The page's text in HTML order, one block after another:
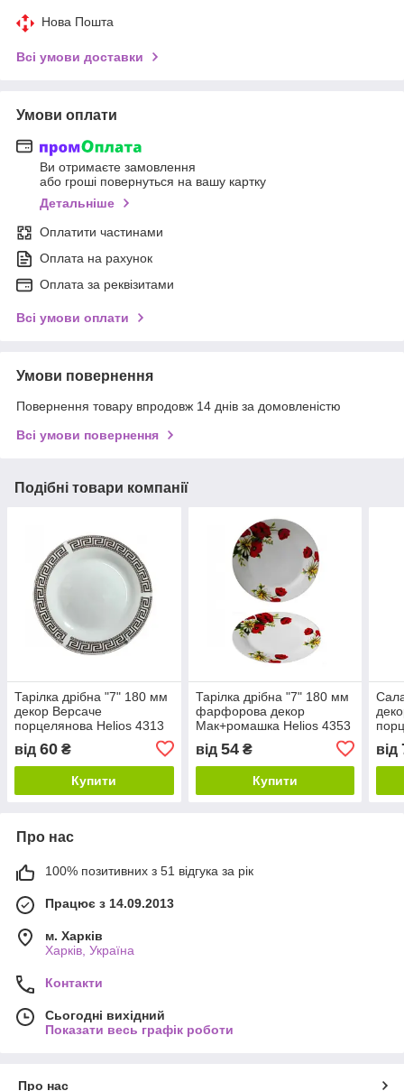
Нова Пошта
Всі умови доставки
Умови оплати
Ви отримаєте замовлення
або гроші повернуться на вашу картку
Детальніше
Оплатити частинами
Оплата на рахунок
Оплата за реквізитами
Всі умови оплати
Умови повернення
Повернення товару впродовж 14 днів за домовленістю
Всі умови повернення
Подібні товари компанії
Тарілка дрібна "7" 180 мм
декор Версаче
порцелянова Helios 4313
від 60 ₴
Купити
Тарілка дрібна "7" 180 мм
фарфорова декор
Мак+ромашка Helios 4353
від 54₴
Купити
від
Про нас
100% позитивних з 51 відгука за рік
Працює з 14.09.2013
м. Харків
Харків, Україна
Контакти
Сьогодні вихідний
Показати весь графік роботи
Про нас